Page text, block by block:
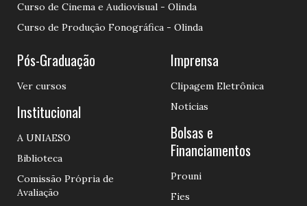
Curso de Cinema e Audiovisual - Olinda
Curso de Produção Fonográfica - Olinda
Pós-Graduação
Ver cursos
Institucional
A UNIAESO
Biblioteca
Comissão Própria de
Avaliação
Imprensa
Clipagem Eletrônica
Notícias
Bolsas e
Financiamentos
Prouni
Fies